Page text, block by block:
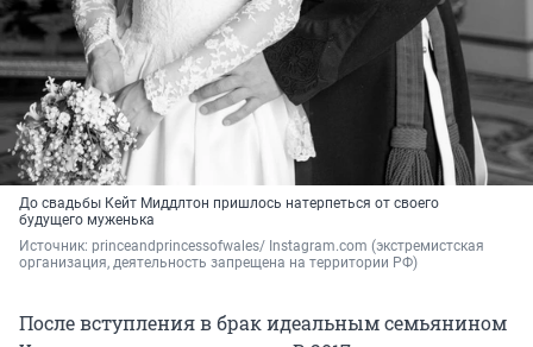
До свадьбы Кейт Миддлтон пришлось натерпеться от своего
будущего муженька
Источник: princeandprincessofwales/ Instagram.com (экстремистская
организация, деятельность запрещена на территории РФ)
После вступления в брак идеальным семьянином